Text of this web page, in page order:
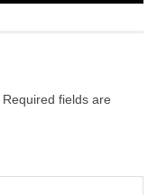
Required fields are